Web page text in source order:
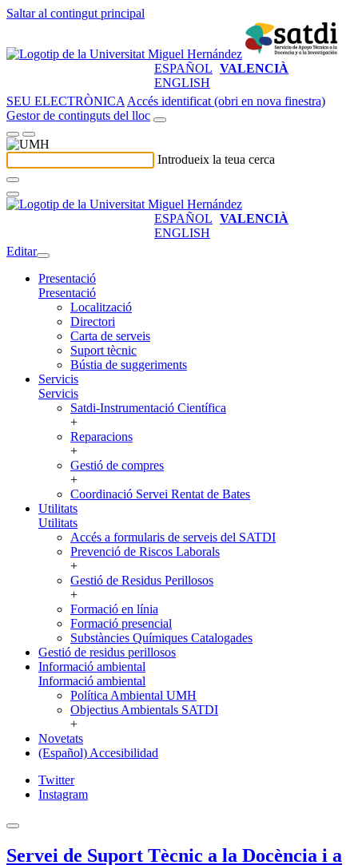
Saltar al contingut principal
ESPAÑOL VALENCIÀ
ENGLISH
SEU ELECTRÒNICA Accés identificat (obri en nova finestra)
Gestor de continguts del lloc
Introdueix la teua cerca
ESPAÑOL VALENCIÀ
ENGLISH
Editar
Presentació
Presentació
Localització
Directori
Carta de serveis
Suport tècnic
Bústia de suggeriments
Servicis
Servicis
Satdi-Instrumentació Científica
+
Reparacions
+
Gestió de compres
+
Coordinació Servei Rentat de Bates
Utilitats
Utilitats
Accés a formularis de serveis del SATDI
Prevenció de Riscos Laborals
+
Gestió de Residus Perillosos
+
Formació en línia
Formació presencial
Substàncies Químiques Catalogades
Gestió de residus perillosos
Informació ambiental
Informació ambiental
Política Ambiental UMH
Objectius Ambientals SATDI
+
Novetats
(Español) Accesibilidad
Twitter
Instagram
Servei de Suport Tècnic a la Docència i a